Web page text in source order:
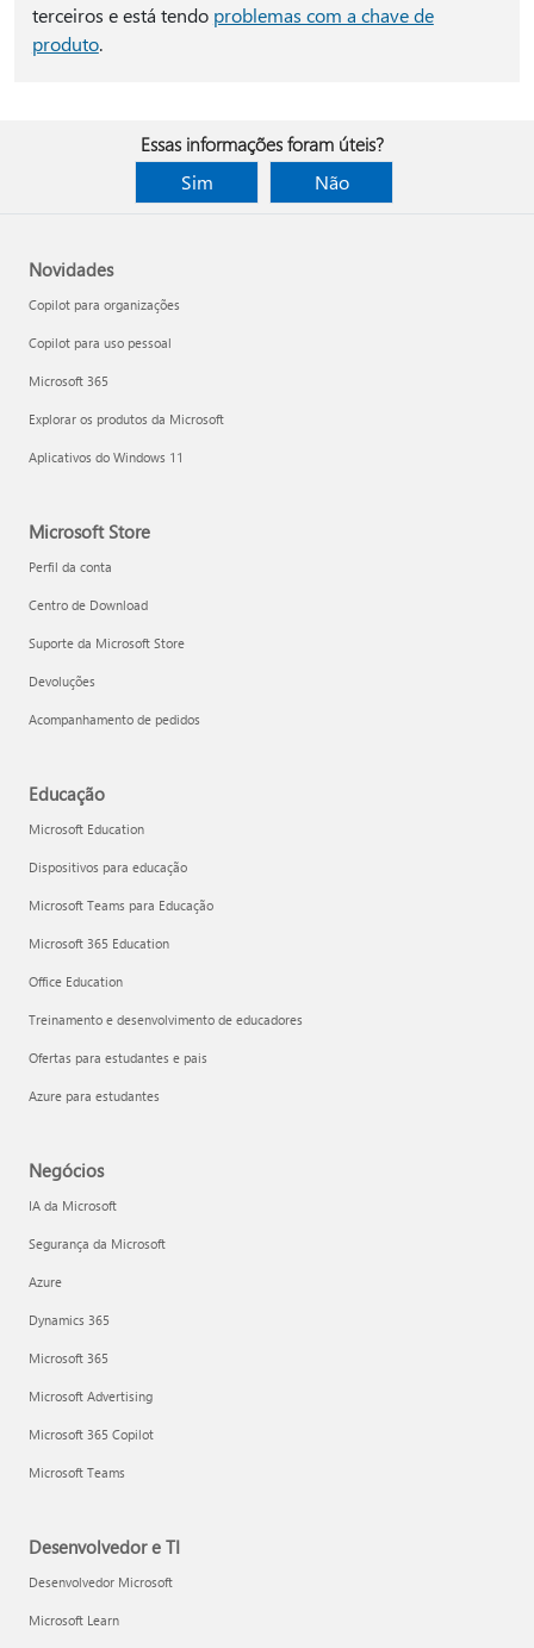
terceiros e está tendo problemas com a chave de
produto.
Essas informações foram úteis?
Sim
Não
Novidades
Copilot para organizações
Copilot para uso pessoal
Microsoft 365
Explorar os produtos da Microsoft
Aplicativos do Windows 11
Microsoft Store
Perfil da conta
Centro de Download
Suporte da Microsoft Store
Devoluções
Acompanhamento de pedidos
Educação
Microsoft Education
Dispositivos para educação
Microsoft Teams para Educação
Microsoft 365 Education
Office Education
Treinamento e desenvolvimento de educadores
Ofertas para estudantes e pais
Azure para estudantes
Negócios
IA da Microsoft
Segurança da Microsoft
Azure
Dynamics 365
Microsoft 365
Microsoft Advertising
Microsoft 365 Copilot
Microsoft Teams
Desenvolvedor e TI
Desenvolvedor Microsoft
Microsoft Learn